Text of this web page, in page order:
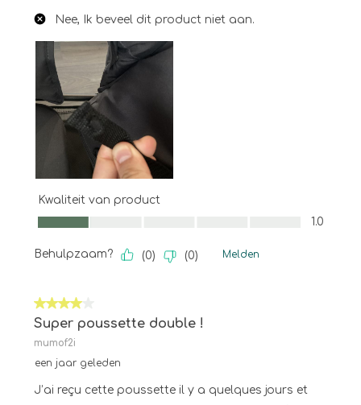
Nee, Ik beveel dit product niet aan.
Kwaliteit van product
Kwaliteit van product, 1.0 van 5
1.0
Behulpzaam? (0) (0) Melden
4 van 5 sterren.
Super poussette double !
mumof2i
een jaar geleden
J’ai reçu cette poussette il y a quelques jours et